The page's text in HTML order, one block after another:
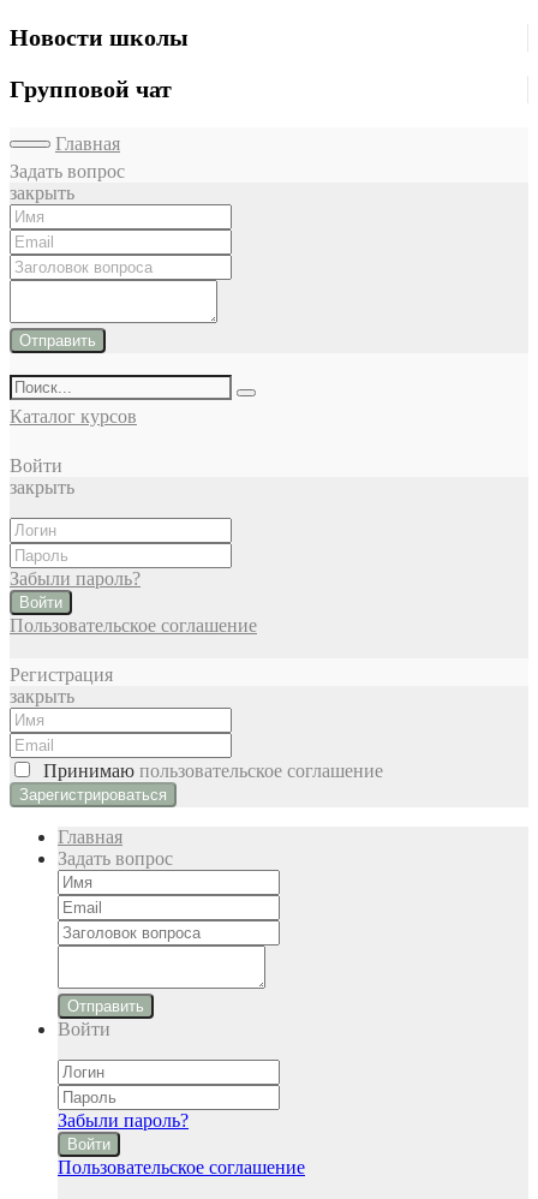
Новости школы
Групповой чат
Главная
Задать вопрос
закрыть
Отправить
Каталог курсов
Войти
закрыть
Забыли пароль?
Войти
Пользовательское соглашение
Регистрация
закрыть
Принимаю пользовательское соглашение
Главная
Задать вопрос
Отправить
Войти
Забыли пароль?
Войти
Пользовательское соглашение